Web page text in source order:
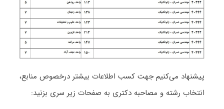
پیشنهاد می‌کنیم جهت کسب اطلاعات بیشتر درخصوص منابع،
انتخاب رشته و مصاحبه دکتری به صفحات زیر سری بزنید: